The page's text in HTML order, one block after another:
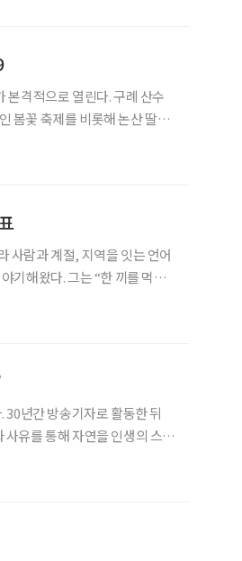
본격적으로 열린다. 구례 산수
봄꽃 축제를 비롯해 논산 딸기
기해왔다. 그는 “한 끼를 먹는
30년간 방송기자로 활동한 뒤
유를 통해 자연을 인생의 스승